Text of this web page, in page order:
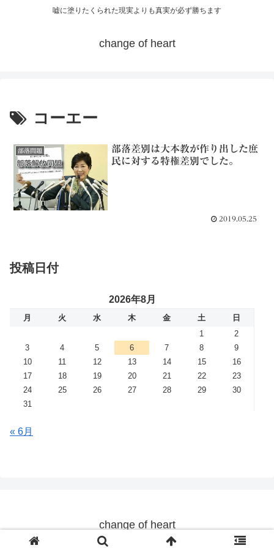
嘘に塗りたくられた現実よりも真実が必ず勝ちます
change of heart
コーエー
部落問題
部落差別は大本教が作り出した庶
民に対する特権差別でした。
2019.05.25
投稿日付
2026年8月
月 火 水 木 金 土
日
1
2
3
4 5 6 7 8
9
10
11 12 13 14 15
16
17
18 19 20 21 22
23
24
25 26 27 28 29
30
31
« 6月
change of heart
© 2019 change of heart.